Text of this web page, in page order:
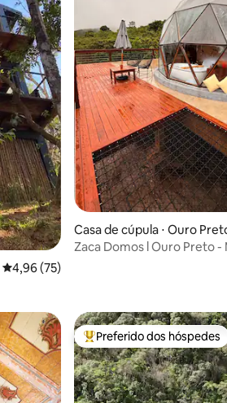
4,96 de uma avaliação média de 5, 75
4,96 (75)
Casa de cúpula ⋅ Ouro
Zaca Domos l Ouro Preto -
Entre os melhores
Preferido dos hóspedes